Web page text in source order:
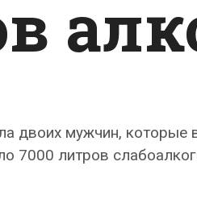
двоих мужчин, которые
7000 литров